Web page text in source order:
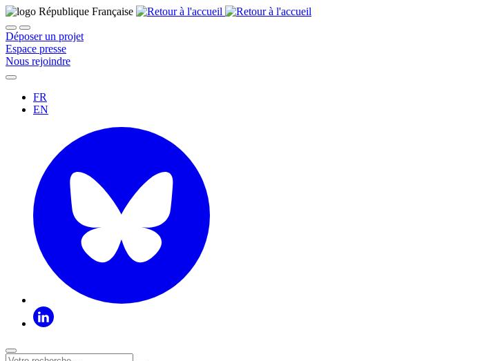
Déposer un projet
Espace presse
Nous rejoindre
FR
EN